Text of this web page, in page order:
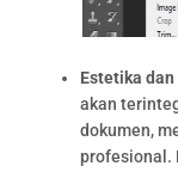
Estetika
akan
dokumen,
profesional.